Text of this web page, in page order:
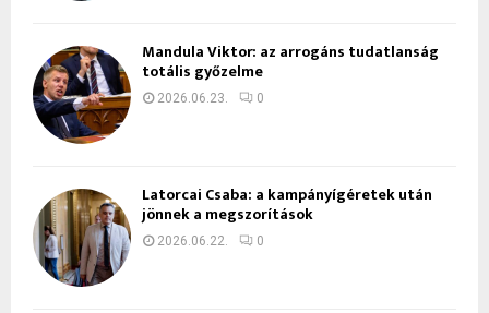
Mandula Viktor: az arrogáns tudatlanság
totális győzelme
2026.06.23. 0
Latorcai Csaba: a kampányígéretek után
jönnek a megszorítások
2026.06.22. 0